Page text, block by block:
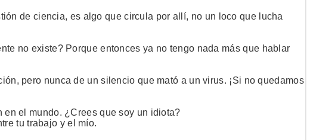
de ciencia, es algo que circula por allí, no un loco que lucha
no existe? Porque entonces ya no tengo nada más que hablar
pero nunca de un silencio que mató a un virus. ¡Si no quedamos
el mundo. ¿Crees que soy un idiota?
tu trabajo y el mío.